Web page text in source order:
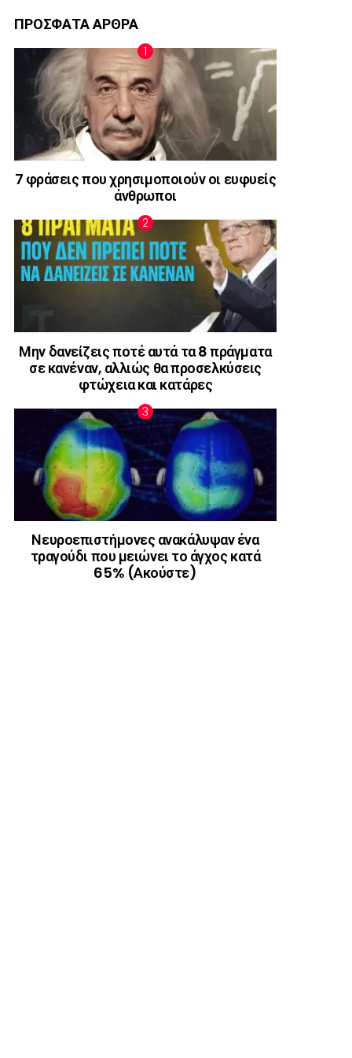
ΠΡΟΣΦΑΤΑ ΑΡΘΡΑ
7 φράσεις που χρησιμοποιούν οι ευφυείς
άνθρωποι
Μην δανείζεις ποτέ αυτά τα 8 πράγματα
σε κανέναν, αλλιώς θα προσελκύσεις
φτώχεια και κατάρες
Νευροεπιστήμονες ανακάλυψαν ένα
τραγούδι που μειώνει το άγχος κατά
65% (Ακούστε)